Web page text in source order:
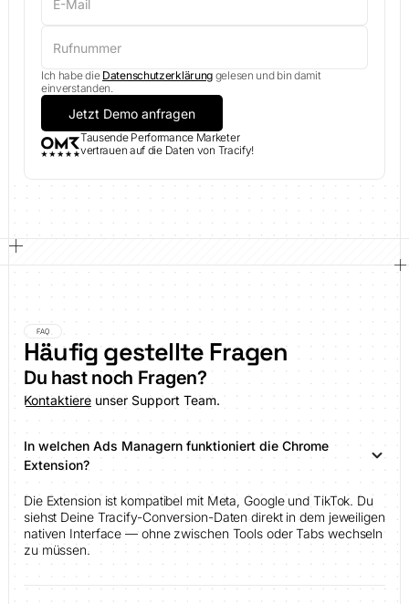
Ich habe die Datenschutzerklärung gelesen und bin damit
einverstanden.
Tausende Performance Marketer
vertrauen auf die Daten von Tracify!
FAQ
Häufig gestellte Fragen
Du hast noch Fragen?
Kontaktiereunser Support Team.
In welchen Ads Managern funktioniert die Chrome
Extension?
Die Extension ist kompatibel mit Meta, Google und TikTok. Du
siehst Deine Tracify-Conversion-Daten direkt in dem jeweiligen
nativen Interface — ohne zwischen Tools oder Tabs wechseln
zu müssen.